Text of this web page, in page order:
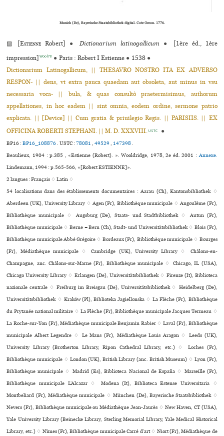
Munich (De), Bayerische Staatsbibliothek digital. Cote Oecon. 1776.
▨ [Estienne Robert] ● Dictionarium latinogallicum ●
[1ère éd., 1ère
impression]
Wool78 ● Paris : Robert I Estienne ● 1538 ●
Dictionarium Latinogallicum, || THESAVRO NOSTRO ITA EX ADVERSO
RESPON- || dens, vt extra pauca quaedam aut obsoleta, aut minus in vsu
necessaria voca- || bula, & quas consultò praetermisimus, authorum
appellationes, in hoc eadem || sint omnia, eodem ordine, sermone patrio
explicata. || [Device] || Cum gratia & priuilegio Regis. || PARISIIS. || EX
OFFICINA ROBERTI STEPHANI. || M. D. XXXVIII. USTC ●
BP16 :BP16_108876.USTC :78081,49529, 147398.
Beaulieux, 1904 : p.385 , «Estienne (Robert). ». Wooldridge, 1978, 2e éd. 2001 :Annexe.
Lindemann, 1994 : p.565-566, «[Robert ESTIENNE]».
2 langues :Français ♢Latin ♢
54 localisations dans des établissements documentaires : Aarau (Ch), Kantonsbibliothek ♢
Aberdeen (UK), University Library ♢ Agen (Fr), Bibliothèque muni­ci­pale ♢ Angoulême (Fr),
Bibliothèque muni­ci­pale ♢ Augsburg (De), Staats- und Stadtbibliothek ♢ Autun (Fr),
Bibliothèque muni­ci­pale ♢ Berne = Bern (Ch), Stadt- und Universitätsbibliothek ♢ Blois (Fr),
Bibliothèque muni­ci­pale Abbé Grégoire ♢ Bordeaux (Fr), Bibliothèque muni­ci­pale ♢ Bourges
(Fr), Médiathèque muni­ci­pale ♢ Cambridge (UK), University Library ♢ Châlons-en-
Champagne, anc. Châlons-sur-Marne (Fr), Bibliothèque muni­ci­pale ♢ Chicago, IL (USA),
Chicago University Library ♢ Erlangen (De), Universitätsbibliothek ♢ Firenze (It), Biblioteca
nazio­nale cen­trale ♢ Freiburg im Breisgau (De), Universitätsbibliothek ♢ Heidelberg (De),
Universitätsbibliothek ♢ Kraków (Pl), Biblioteka Jagiellonska ♢ La Flèche (Fr), Bibliothèque
du Prytanée national mili­taire ♢ La Flèche (Fr), Bibliothèque muni­ci­pale Jacques Termeau ♢
La Roche-sur-Yon (Fr), Médiathèque muni­ci­pale Benjamin Rabier ♢ Laval (Fr), Bibliothèque
muni­ci­pale Albert Legendre ♢ Le Mans (Fr), Médiathèque Louis Aragon ♢ Leeds (UK),
University Library (Brotherton Library, Ripon Cathedral Library, etc.) ♢ Loches (Fr),
Bibliothèque muni­ci­pale ♢ London (UK), British Library (anc. British Museum) ♢ Lyon (Fr),
Bibliothèque muni­ci­pale ♢ Madrid (Es), Biblioteca Nacional de España ♢ Marseille (Fr),
Bibliothèque muni­ci­pale L’Alcazar ♢ Modena (It), Biblioteca Estense Universitaria ♢
Montbeliard (Fr), Médiathèque muni­ci­pale ♢ München (De), Bayerische Staatsbibliothek ♢
Nevers (Fr), Bibliothèque muni­ci­pale ou Médiathèque Jean-Jaurès ♢ New Haven, CT (USA),
Yale University Library (Beinecke Library, Sterling Memorial Library, Yale Medical Historical
Library, etc.) ♢ Nîmes (Fr), Bibliothèque muni­ci­pale Carré d’art ♢ Niort (Fr), Médiathèque de